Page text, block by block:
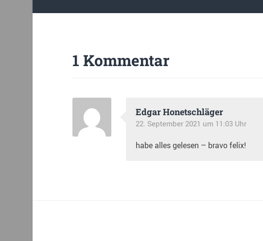
1 Kommentar
Edgar Honetschläger
22. September 2021 um 11:03 Uhr
habe alles gelesen – bravo felix!